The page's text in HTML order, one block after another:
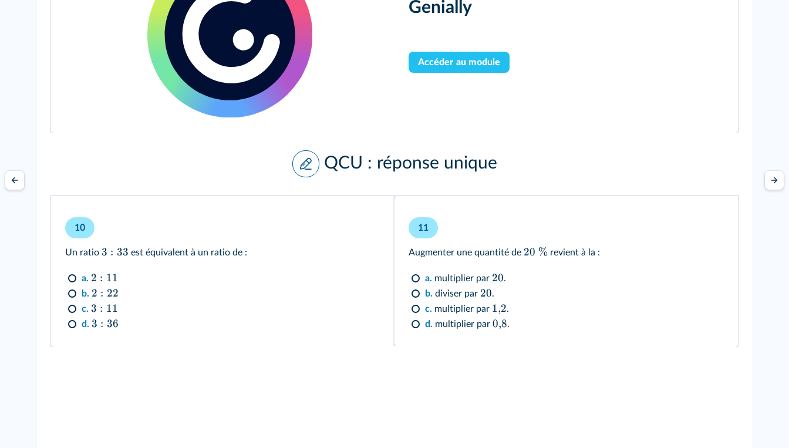
Genially
Accéder au module
QCU : réponse unique
10
Un ratio 3 : 33 est équivalent à un ratio de :
a. 2 : 11
b. 2 : 22
c. 3 : 11
d. 3 : 36
11
Augmenter une quantité de 20 % revient à la :
a. multiplier par 20.
b. diviser par 20.
c. multiplier par 1,2.
d. multiplier par 0,8.